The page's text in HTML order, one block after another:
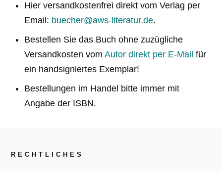
Hier versandkostenfrei direkt vom Verlag per
Email: buecher@aws-literatur.de.
Bestellen Sie das Buch ohne zuzügliche
Versandkosten vom Autor direkt per E-Mail für
ein handsigniertes Exemplar!
Bestellungen im Handel bitte immer mit
Angabe der ISBN.
RECHTLICHES